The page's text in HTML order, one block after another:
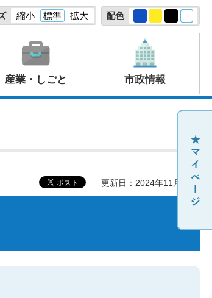
縮小 標準 拡大 配色
産業・しごと 市政情報
更新日：2024年11月26日